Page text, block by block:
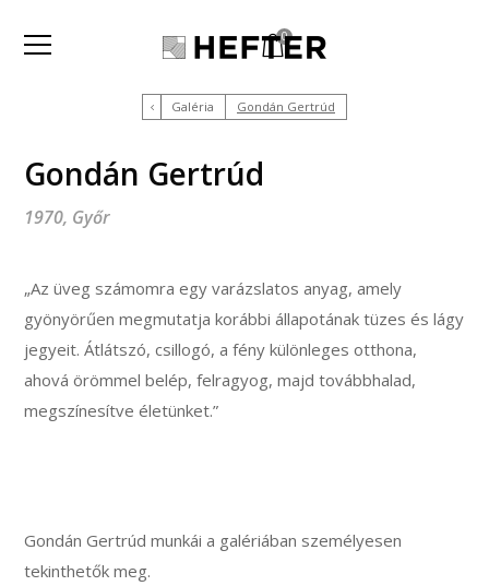
0
Galéria Gondán Gertrúd
Gondán Gertrúd
1970, Győr
„Az üveg számomra egy varázslatos anyag, amely
gyönyörűen megmutatja korábbi állapotának tüzes és lágy
jegyeit. Átlátszó, csillogó, a fény különleges otthona,
ahová örömmel belép, felragyog, majd továbbhalad,
megszínesítve életünket.”
Gondán Gertrúd munkái a galériában személyesen
tekinthetők meg.